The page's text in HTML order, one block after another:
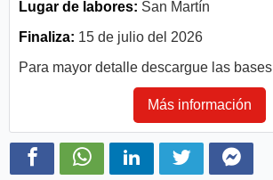
Lugar de labores: San Martín
Finaliza: 15 de julio del 2026
Para mayor detalle descargue las bases
Más información